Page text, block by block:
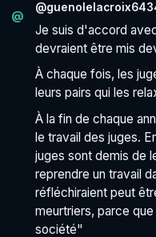
@
Je suis d'accord
devraient être mis
À chaque fois, les
leurs pairs qui les
À la fin de chaque
le travail des juges.
juges sont demis de
reprendre un travail
réfléchiraient peut
meurtriers, parce
société"